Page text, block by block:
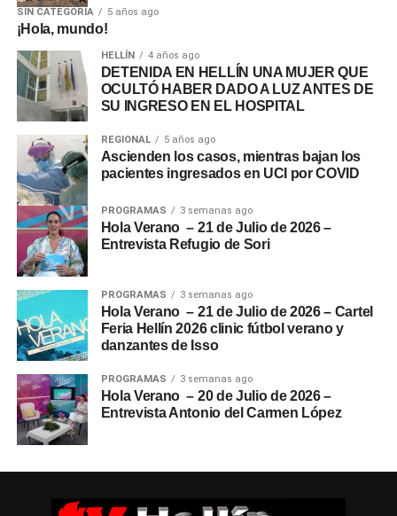
SIN CATEGORÍA 5 años ago
¡Hola, mundo!
HELLÍN 4 años ago
DETENIDA EN HELLÍN UNA MUJER QUE
OCULTÓ HABER DADO A LUZ ANTES DE
SU INGRESO EN EL HOSPITAL
REGIONAL 5 años ago
Ascienden los casos, mientras bajan los
pacientes ingresados en UCI por COVID
PROGRAMAS 3 semanas ago
Hola Verano – 21 de Julio de 2026 –
Entrevista Refugio de Sori
PROGRAMAS 3 semanas ago
Hola Verano – 21 de Julio de 2026 – Cartel
Feria Hellín 2026 clinic fútbol verano y
danzantes de Isso
PROGRAMAS 3 semanas ago
Hola Verano – 20 de Julio de 2026 –
Entrevista Antonio del Carmen López